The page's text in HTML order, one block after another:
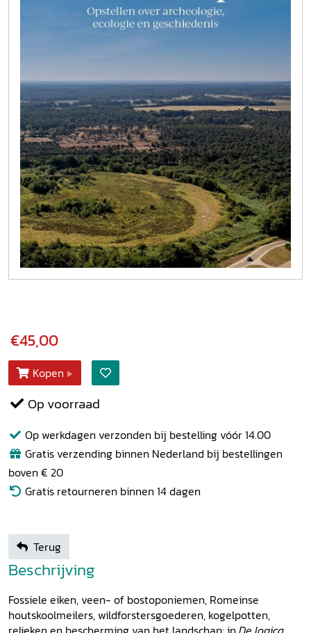
€45,00
Kopen
Op voorraad
Op werkdagen verzonden bij bestelling vóór 14.00
Gratis verzending binnen Nederland bij bestellingen
boven € 20
Gratis retourneren binnen 14 dagen
Terug
Beschrijving
Fossiele eiken, veen- of bostoponiemen, Romeinse
houtskoolmeilers, wildforstersgoederen, kogelpotten,